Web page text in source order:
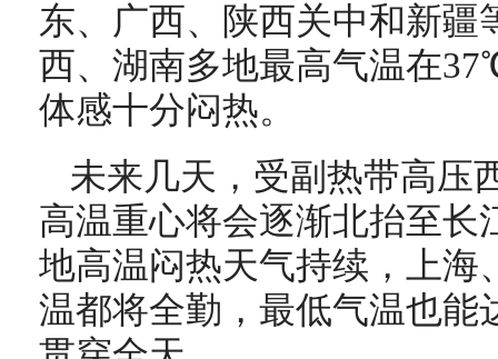
东、广西、陕西关中和新疆
西、湖南多地最高气温在
体感十分闷热。
未来几天，受副热带高压
高温重心将会逐渐北抬至长
地高温闷热天气持续，上海
温都将全勤，最低气温也